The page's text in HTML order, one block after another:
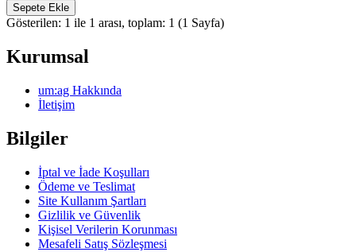
Sepete Ekle
Gösterilen: 1 ile 1 arası, toplam: 1 (1 Sayfa)
Kurumsal
um:ag Hakkında
İletişim
Bilgiler
İptal ve İade Koşulları
Ödeme ve Teslimat
Site Kullanım Şartları
Gizlilik ve Güvenlik
Kişisel Verilerin Korunması
Mesafeli Satış Sözleşmesi